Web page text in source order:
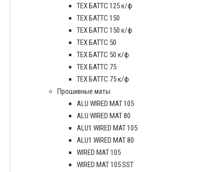
ТЕХ БАТТС 125 к/ф
ТЕХ БАТТС 150
ТЕХ БАТТС 150 к/ф
ТЕХ БАТТС 50
ТЕХ БАТТС 50 к/ф
ТЕХ БАТТС 75
ТЕХ БАТТС 75 к/ф
Прошивные маты
ALU WIRED MAT 105
ALU WIRED MAT 80
ALU1 WIRED MAT 105
ALU1 WIRED MAT 80
WIRED MAT 105
WIRED MAT 105 SST